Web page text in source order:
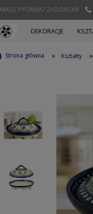
MASZ PYTANIA? ZADZWOŃ!
DEKORACJE
Strona główna » Kształty »